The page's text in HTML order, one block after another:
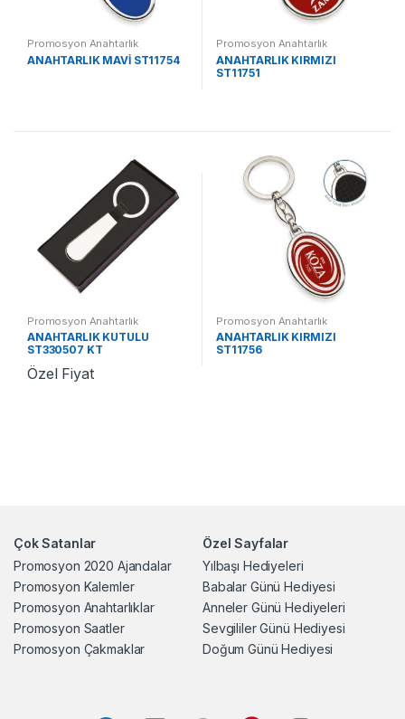
Promosyon Anahtarlık
ANAHTARLIK MAVİ ST11754
Promosyon Anahtarlık
ANAHTARLIK KIRMIZI
ST11751
Promosyon Anahtarlık
ANAHTARLIK KUTULU
ST330507 KT
Özel Fiyat
Promosyon Anahtarlık
ANAHTARLIK KIRMIZI
ST11756
Çok Satanlar
Promosyon 2020 Ajandalar
Promosyon Kalemler
Promosyon Anahtarlıklar
Promosyon Saatler
Promosyon Çakmaklar
Özel Sayfalar
Yılbaşı Hediyeleri
Babalar Günü Hediyesi
Anneler Günü Hediyeleri
Sevgililer Günü Hediyesi
Doğum Günü Hediyesi